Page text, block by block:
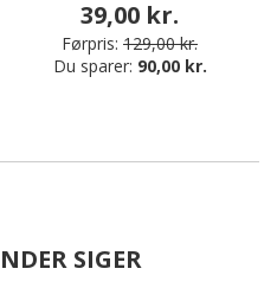
39,00 kr.
Førpris: 129,00 kr.
Du sparer: 90,00 kr.
SIGER